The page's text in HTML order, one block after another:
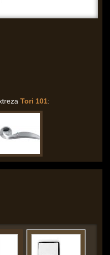
Tori 101: